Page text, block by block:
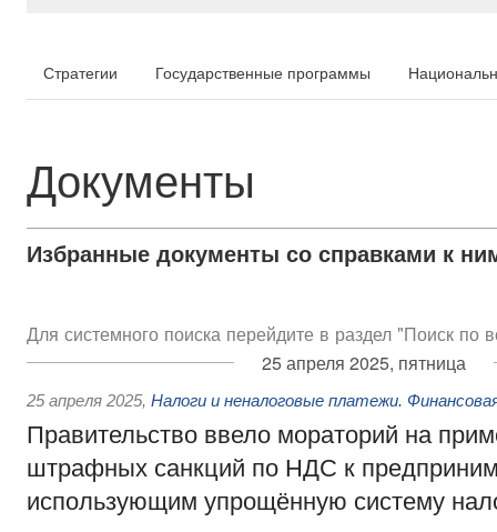
Стратегии Государственные программы
Документы
Избранные документы со справками к
Для системного поиска перейдите в раздел "Поиск по
25 апреля 2025, пятница
25 апреля 2025, Налоги и неналоговые платежи.
Правительство ввело мораторий на
штрафных санкций по НДС к
использующим упрощённую систему